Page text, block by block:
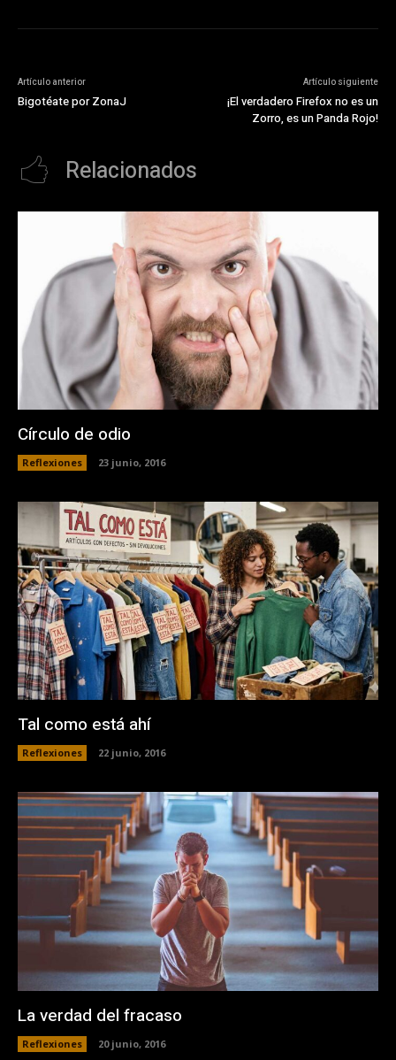
Artículo anterior
Bigotéate por ZonaJ
Artículo siguiente
¡El verdadero Firefox no es un
Zorro, es un Panda Rojo!
Relacionados
Círculo de odio
Reflexiones 23 junio, 2016
Tal como está ahí
Reflexiones 22 junio, 2016
La verdad del fracaso
Reflexiones 20 junio, 2016